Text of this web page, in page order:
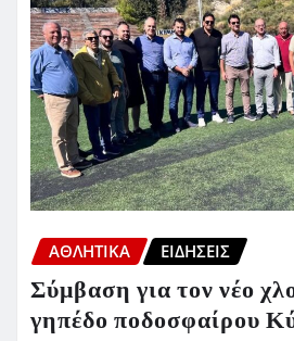
ΑΘΛΗΤΙΚΑ ΕΙΔΗΣΕΙΣ
Σύμβαση για τον νέο
γηπέδο ποδοσφαίρου